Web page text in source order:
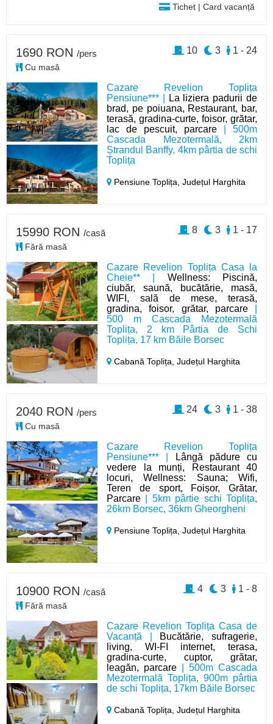
Tichet | Card vacanță
Cazare Revelion Toplița
Pensiune*** |
La liziera padurii de
brad, pe poiuana, Restaurant, bar,
terasă, gradina-curte, foisor, grătar,
lac de pescuit, parcare | 500m
Cascada Mezotermală, 2km
Ștrandul Banffy, 4km pârtia de schi
Toplița
Pensiune Toplița,Județul Harghita
1690 RON /pers
Cu masă
1 - 24
3
10
Cazare Revelion Toplița Casa la
Cheie** | Wellness: Piscină,
ciubăr, saună, bucătărie, masă,
WIFI, sală de mese, terasă,
gradina, foisor, grătar, parcare|
500 m Cascada Mezotermală
Toplița, 2 km Pârtia de Schi
Toplița, 17 km Băile Borsec
Cabană Toplița,Județul Harghita
15990 RON /casă
Fără masă
1 - 17
3
8
Cazare Revelion Toplița
Pensiune*** |
Lângă pădure cu
vedere la munți, Restaurant 40
locuri, Wellness: Sauna; Wifi,
Teren de sport, Foișor, Grătar,
Parcare | 5km pârtie schi Toplița,
26km Borsec, 36km Gheorgheni
Pensiune Toplița,Județul Harghita
2040 RON /pers
Cu masă
1 - 38
3
24
Cazare Revelion Toplița Casa de
Vacanță | Bucătărie, sufragerie,
living, WI-FI internet, terasa,
gradina-curte, cuptor, grătar,
leagăn, parcare | 500m Cascada
Mezotermală Toplița, 900m pârtia
de schi Toplița, 17km Băile Borsec
Cabană Toplița,Județul Harghita
10900 RON /casă
Fără masă
1 - 8
3
4